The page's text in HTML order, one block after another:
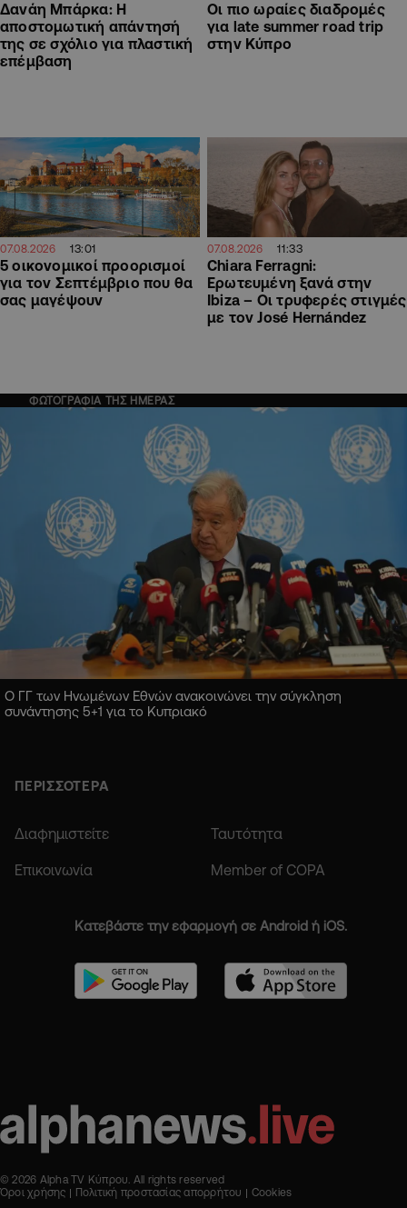
Δανάη Μπάρκα: Η
αποστομωτική απάντησή
της σε σχόλιο για πλαστική
επέμβαση
Οι πιο ωραίες διαδρομές
για late summer road trip
στην Κύπρο
07.08.2026 13:01
5 οικονομικοί προορισμοί
για τον Σεπτέμβριο που θα
σας μαγέψουν
07.08.2026 11:33
Chiara Ferragni:
Ερωτευμένη ξανά στην
Ibiza – Οι τρυφερές στιγμές
με τον José Hernández
ΦΩΤΟΓΡΑΦΙΑ ΤΗΣ ΗΜΕΡΑΣ
Ο ΓΓ των Ηνωμένων Εθνών ανακοινώνει την σύγκληση
συνάντησης 5+1 για το Κυπριακό
ΠΕΡΙΣΣΟΤΕΡΑ
Διαφημιστείτε Ταυτότητα
Επικοινωνία Member of COPA
Κατεβάστε την εφαρμογή σε Android ή iOS.
© 2026 Alpha TV Κύπρου. All rights reserved
Όροι χρήσης
Πολιτική προστασίας απορρήτου Cookies